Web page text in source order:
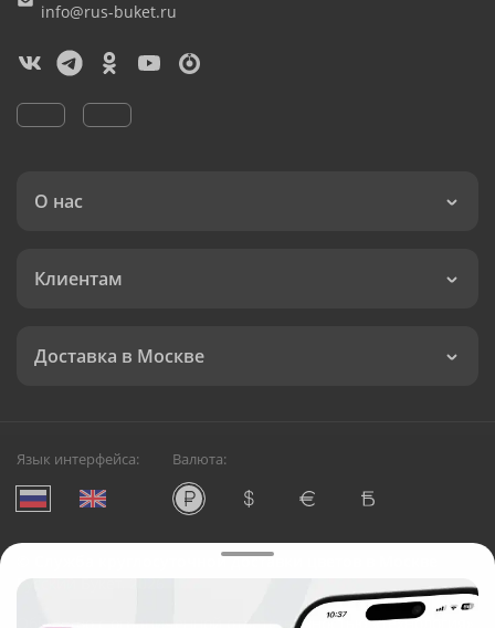
info@rus-buket.ru
О нас
Клиентам
Доставка в Москве
Язык интерфейса: Валюта:
Служба круглосуточной доставки цветов в Москве
Русский Букет, 2026
Общество с ограниченной ответственностью «Технология»